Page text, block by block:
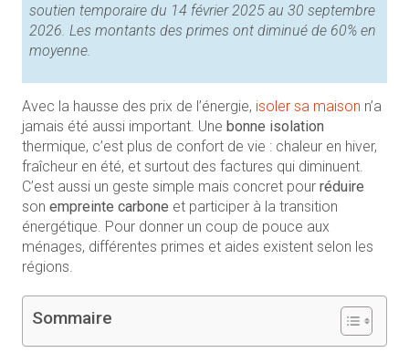
soutien temporaire du 14 février 2025 au 30 septembre
2026. Les montants des primes ont diminué de 60% en
moyenne.
Avec la hausse des prix de l’énergie, isoler sa maison n’a
jamais été aussi important. Une bonne isolation
thermique, c’est plus de confort de vie : chaleur en hiver,
fraîcheur en été, et surtout des factures qui diminuent.
C’est aussi un geste simple mais concret pour réduire
son empreinte carbone et participer à la transition
énergétique. Pour donner un coup de pouce aux
ménages, différentes primes et aides existent selon les
régions.
Sommaire